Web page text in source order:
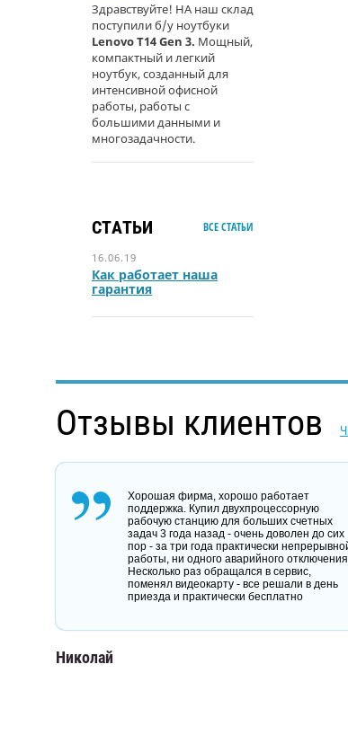
Здравствуйте! НА наш склад
поступили б/у ноутбуки
Lenovo T14 Gen 3. Мощный,
компактный и легкий
ноутбук, созданный для
интенсивной офисной
работы, работы с
большими данными и
многозадачности.
СТАТЬИ ВСЕ СТАТЬИ
16.06.19
Как работает наша
гарантия
Отзывы клиентов
Хорошая фирма, хорошо работает
поддержка. Купил двухпроцессорную
рабочую станцию для больших счетных
задач 3 года назад - очень доволен до сих
пор - за три года практически
работы, ни одного аварийного
Несколько раз обращался в сервис,
поменял видеокарту - все решали в день
приезда и практически бесплатно
Николай